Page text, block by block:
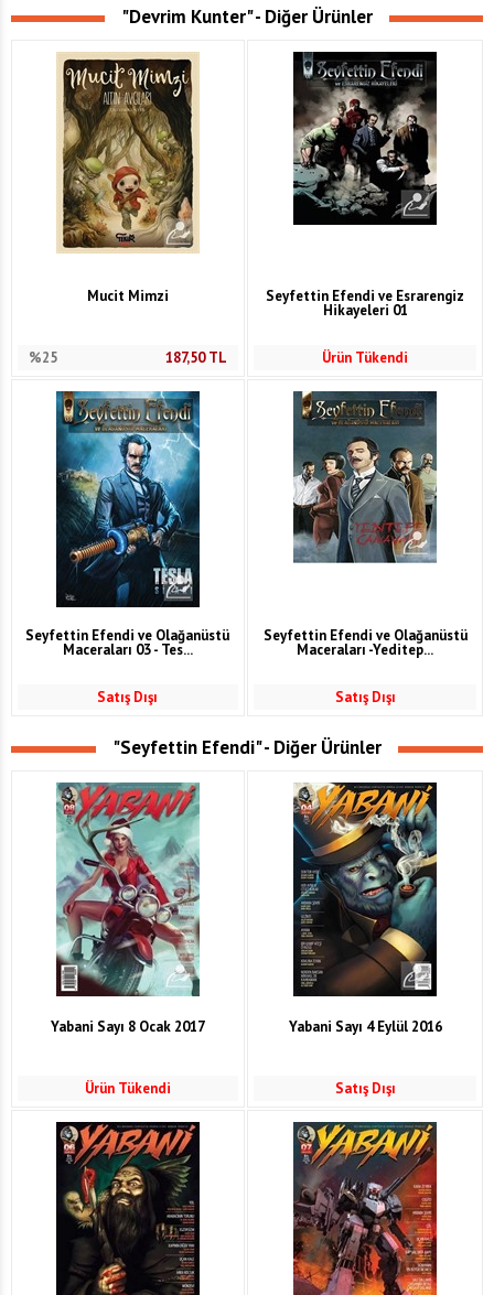
"Devrim Kunter" - Diğer Ürünler
Mucit Mimzi
%25 187,50TL
Seyfettin Efendi ve Esrarengiz
Hikayeleri 01
Ürün Tükendi
Seyfettin Efendi ve Olağanüstü
Maceraları 03 - Tes...
Satış Dışı
Seyfettin Efendi ve Olağanüstü
Maceraları -Yeditep...
Satış Dışı
"Seyfettin Efendi" - Diğer Ürünler
Yabani Sayı 8 Ocak 2017
Ürün Tükendi
Yabani Sayı 4 Eylül 2016
Satış Dışı